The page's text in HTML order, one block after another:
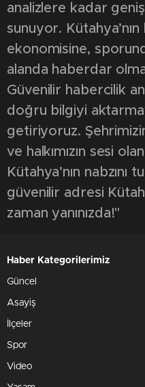
analizlere kadar
sunuyor.
ekonomisine,
alanda haberdar
Güvenilir habercilik
doğru bilgiyi
getiriyoruz.
ve halkımızın sesi
Kütahya’nın
güvenilir adresi
zaman yanınızda!"
Haber Kategorilerimiz
Güncel
Asayiş
İlçeler
Spor
Video